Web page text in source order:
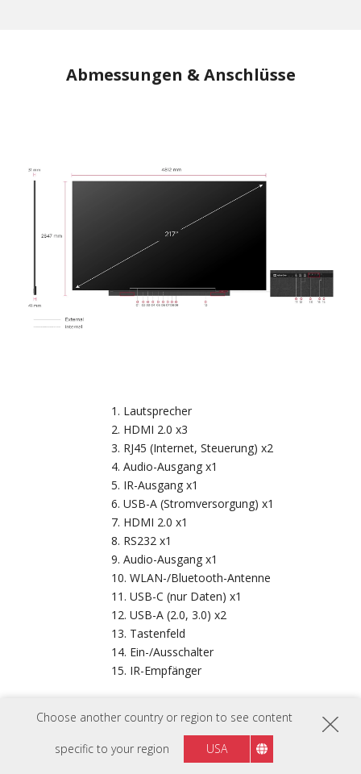
Choose another country or region to see content
specific to your region USA
Abmessungen & Anschlüsse
Lautsprecher
HDMI 2.0 x3
RJ45 (Internet, Steuerung) x2
Audio-Ausgang x1
IR-Ausgang x1
USB-A (Stromversorgung) x1
HDMI 2.0 x1
RS232 x1
Audio-Ausgang x1
WLAN-/Bluetooth-Antenne
USB-C (nur Daten) x1
USB-A (2.0, 3.0) x2
Tastenfeld
Ein-/Ausschalter
IR-Empfänger